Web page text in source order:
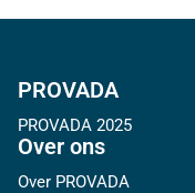
PROVADA
PROVADA 2025
Over ons
Over PROVADA